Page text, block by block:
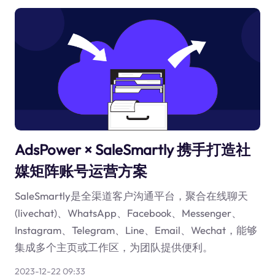
AdsPower × SaleSmartly 携手打造社
媒矩阵账号运营方案
SaleSmartly是全渠道客户沟通平台，聚合在线聊天
(livechat)、WhatsApp、Facebook、Messenger、
Instagram、Telegram、Line、Email、Wechat，能够
集成多个主页或工作区，为团队提供便利。
2023-12-22 09:33